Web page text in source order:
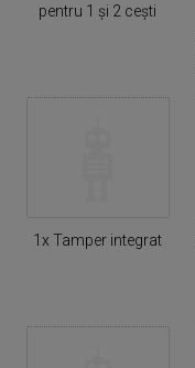
pentru 1 și 2 cești
1x Tamper integrat